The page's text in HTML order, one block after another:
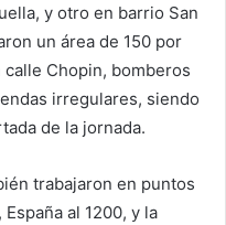
y otro en barrio San
un área de 150 por
Chopin, bomberos
irregulares, siendo
de la jornada.
trabajaron en puntos
al 1200, y la